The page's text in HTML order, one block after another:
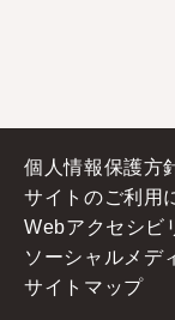
個人情報保護方
サイトのご利用
Webアクセシビ
ソーシャルメデ
サイトマップ